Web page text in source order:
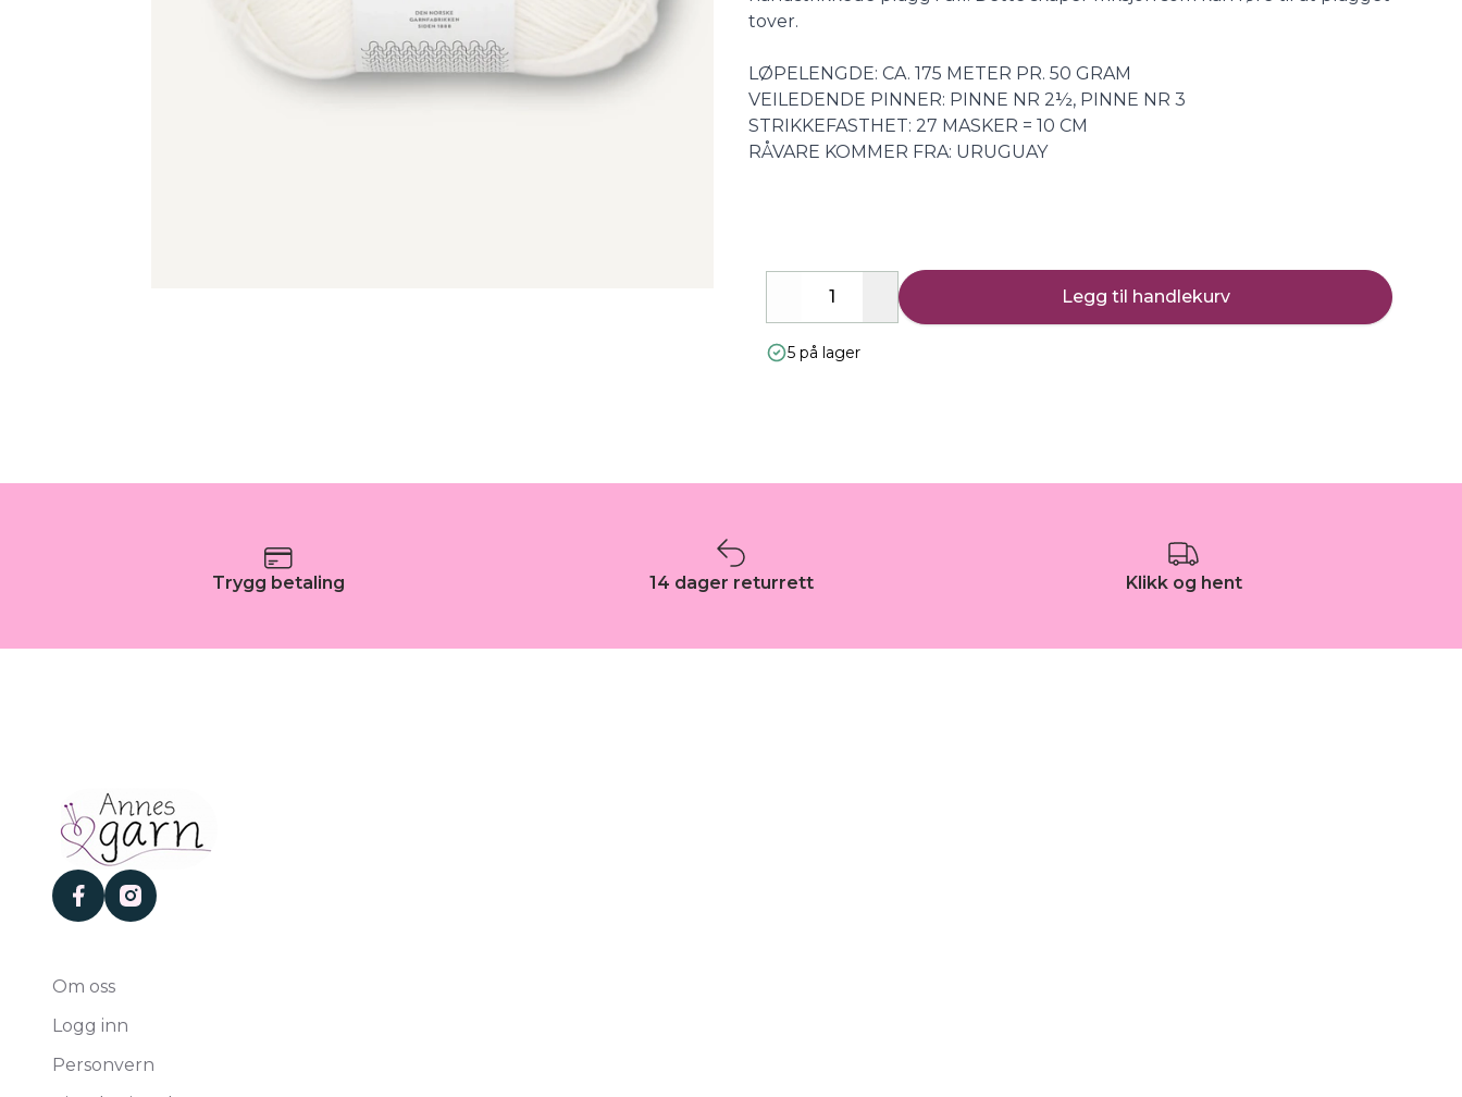
tover.
LØPELENGDE: CA. 175 METER PR. 50 GRAM
VEILEDENDE PINNER: PINNE NR 2½, PINNE NR 3
STRIKKEFASTHET: 27 MASKER = 10 CM
RÅVARE KOMMER FRA: URUGUAY
Decrease Increase
Legg til handlekurv
5 på lager
Trygg betaling 14 dager returrett Klikk og hent
facebookinstagram
Om oss
Logg inn
Personvern